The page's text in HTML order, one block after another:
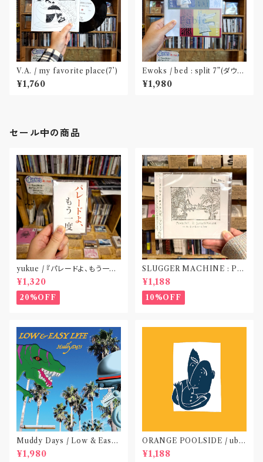
V.A. / my favorite place(7’)
¥1,760
Ewoks / bed : split 7”(ダウン
ロードコード付属)
¥1,980
セール中の商品
yukue / 『パレードよ、もう一度』
(TAPE)
¥1,320
20%OFF
SLUGGER MACHINE : PE
ACE OUT! / we die if we d
o not do “DIG”(SPLIT CD)
〝横浜&札幌〟
¥1,188
10%OFF
Muddy Days / Low & Easy
Life〝東京〟
¥1,980
ORANGE POOLSIDE / ubu
(CD作品)〝神奈川・厚木〟
¥1,188